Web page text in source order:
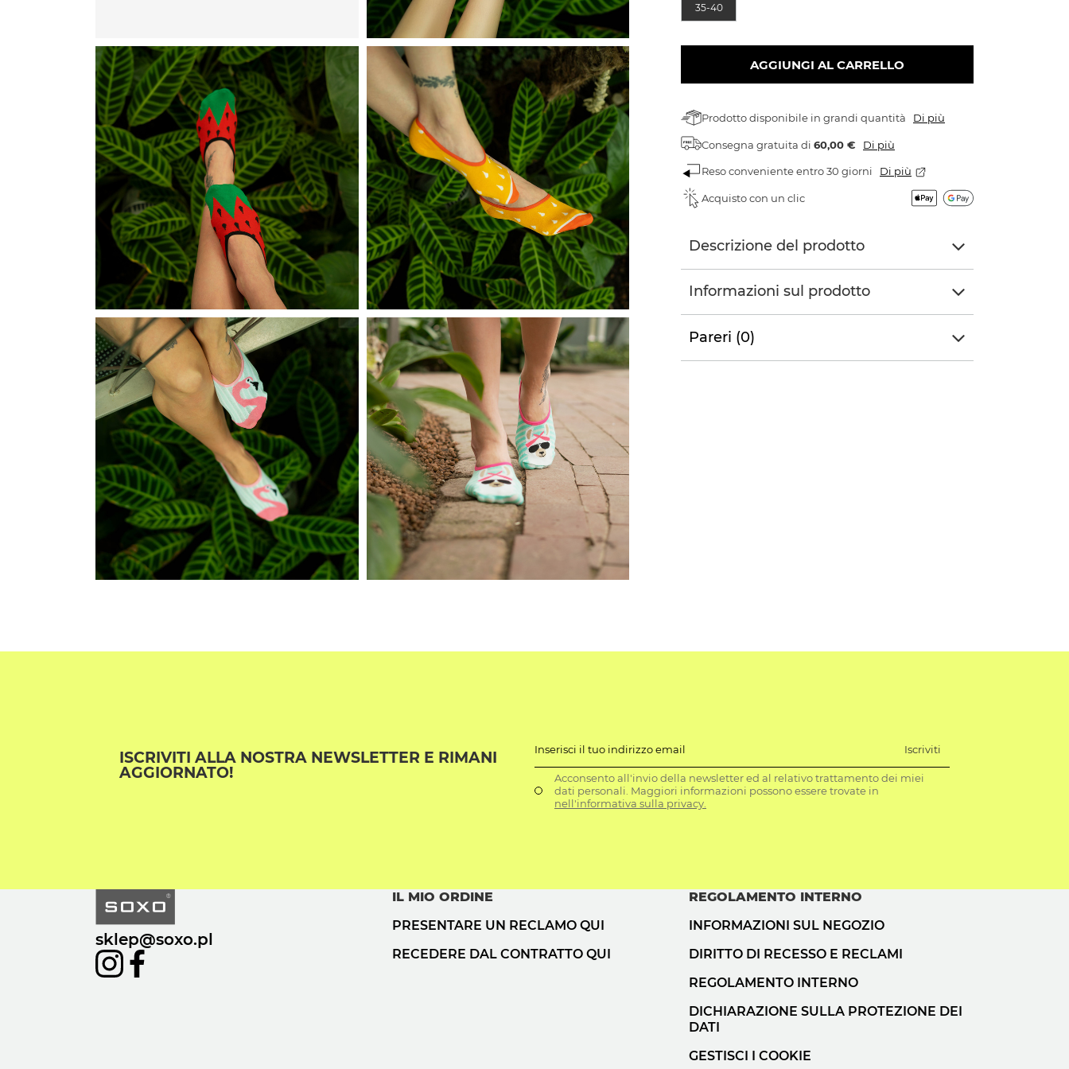
35-40
AGGIUNGI AL CARRELLO
Prodotto disponibile in grandi quantità Di più
Consegna gratuita di60,00 € Di più
Reso conveniente entro 30 giorni Di più
Acquisto con un clic
Descrizione del prodotto
Informazioni sul prodotto
Pareri (0)
ISCRIVITI ALLA NOSTRA NEWSLETTER E RIMANI
AGGIORNATO!
Inserisci il tuo indirizzo email Iscriviti
Acconsento all'invio della newsletter ed al relativo trattamento dei miei
dati personali. Maggiori informazioni possono essere trovate in
nell'informativa sulla privacy.
sklep@soxo.pl
IL MIO ORDINE
PRESENTARE UN RECLAMO QUI
RECEDERE DAL CONTRATTO QUI
REGOLAMENTO INTERNO
INFORMAZIONI SUL NEGOZIO
DIRITTO DI RECESSO E RECLAMI
REGOLAMENTO INTERNO
DICHIARAZIONE SULLA PROTEZIONE DEI
DATI
GESTISCI I COOKIE